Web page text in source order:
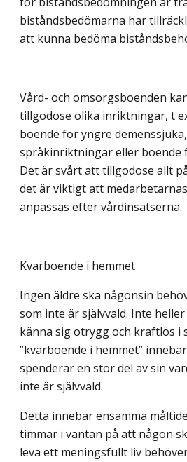
biståndsbedömarna har
att kunna bedöma
Vård- och omsorgsboenden
tillgodose olika inriktningar, t
boende för yngre
språkinriktningar eller boende
Det är svårt att tillgodose allt
det är viktigt att
anpassas efter vårdinsatserna.
Kvarboende i hemmet
Ingen äldre ska någonsin
som inte är självvald. Inte
känna sig otrygg och kraftlös i
”kvarboende i hemmet”
spenderar en stor del av sin
inte är självvald.
Detta innebär ensamma
timmar i väntan på att någon
leva ett meningsfullt liv